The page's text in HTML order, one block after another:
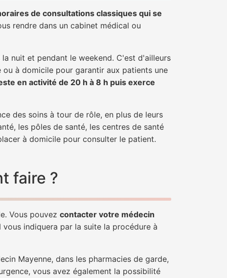
de consultations classiques qui se
rendre dans un cabinet médical ou
nuit et pendant le weekend. C'est d'ailleurs
à domicile pour garantir aux patients une
en activité de 20 h à 8 h puis exerce
des soins à tour de rôle, en plus de leurs
les pôles de santé, les centres de santé
à domicile pour consulter le patient.
faire ?
Vous pouvez contacter votre médecin
indiquera par la suite la procédure à
Mayenne, dans les pharmacies de garde,
vous avez également la possibilité